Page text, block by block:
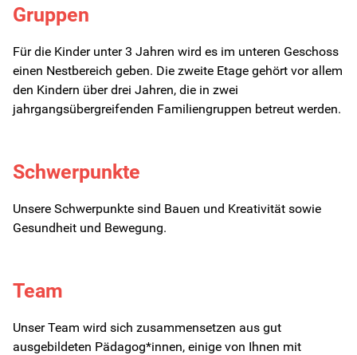
Digitale Bildung
Kita-Sozialarbeit
Kontakt
Für Kinder/Jugendliche
Berufliche Orientierung
In Schule
Gruppen
Für die Kinder unter 3 Jahren wird es im unteren Geschoss
einen Nestbereich geben. Die zweite Etage gehört vor allem
den Kindern über drei Jahren, die in zwei
jahrgangsübergreifenden Familiengruppen betreut werden.
Schwerpunkte
Unsere Schwerpunkte sind Bauen und Kreativität sowie
Gesundheit und Bewegung.
Team
Unser Team wird sich zusammensetzen aus gut
ausgebildeten Pädagog*innen, einige von Ihnen mit